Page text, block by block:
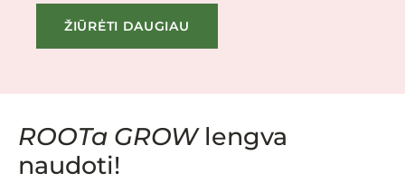
ŽIŪRĖTI DAUGIAU
ROOTa GROW lengva
naudoti!